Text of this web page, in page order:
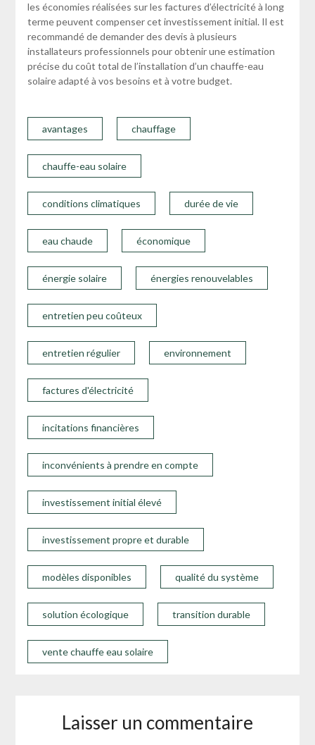
les économies réalisées sur les factures d’électricité à long
terme peuvent compenser cet investissement initial. Il est
recommandé de demander des devis à plusieurs
installateurs professionnels pour obtenir une estimation
précise du coût total de l’installation d’un chauffe-eau
solaire adapté à vos besoins et à votre budget.
avantages chauffage
chauffe-eau solaire
conditions climatiques durée de vie
eau chaude économique
énergie solaire énergies renouvelables
entretien peu coûteux
entretien régulier environnement
factures d'électricité
incitations financières
inconvénients à prendre en compte
investissement initial élevé
investissement propre et durable
modèles disponibles qualité du système
solution écologique transition durable
vente chauffe eau solaire
Laisser un commentaire